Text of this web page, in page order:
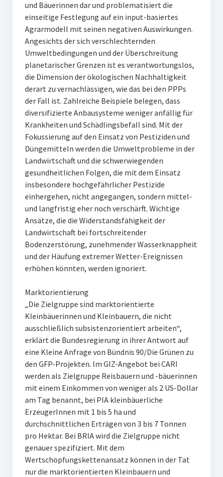
und Bäuerinnen dar und problematisiert die
einseitige Festlegung auf ein input-basiertes
Agrarmodell mit seinen negativen Auswirkungen.
Angesichts der sich verschlechternden
Umweltbedingungen und der Überschreitung
planetarischer Grenzen ist es verantwortungslos,
die Dimension der ökologischen Nachhaltigkeit
derart zu vernachlässigen, wie das bei den PPPs
der Fall ist. Zahlreiche Beispiele belegen, dass
diversifizierte Anbausysteme weniger anfällig für
Krankheiten und Schädlingsbefall sind. Mit der
Fokussierung auf den Einsatz von Pestiziden und
Düngemitteln werden die Umweltprobleme in der
Landwirtschaft und die schwerwiegenden
gesundheitlichen Folgen, die mit dem Einsatz
insbesondere hochgefährlicher Pestizide
einhergehen, nicht angegangen, sondern mittel-
und langfristig eher noch verschärft. Wichtige
Ansätze, die die Widerstandsfähigkeit der
Landwirtschaft bei fortschreitender
Bodenzerstörung, zunehmender Wasserknappheit
und der Häufung extremer Wetter-Ereignissen
erhöhen könnten, werden ignoriert.
Marktorientierung
„Die Zielgruppe sind marktorientierte
Kleinbäuerinnen und Kleinbauern, die nicht
ausschließlich subsistenzorientiert arbeiten“,
erklärt die Bundesregierung in ihrer Antwort auf
eine Kleine Anfrage von Bündnis 90/Die Grünen zu
den GFP-Projekten. Im GIZ-Angebot bei CARI
werden als Zielgruppe Reisbauern und -bäuerinnen
mit einem Einkommen von weniger als 2 US-Dollar
am Tag benannt, bei PIA kleinbäuerliche
ErzeugerInnen mit 1 bis 5 ha und
durchschnittlichen Erträgen von 3 bis 7 Tonnen
pro Hektar. Bei BRIA wird die Zielgruppe nicht
genauer spezifiziert. Mit dem
Wertschöpfungskettenansatz können in der Tat
nur die marktorientierten Kleinbauern und